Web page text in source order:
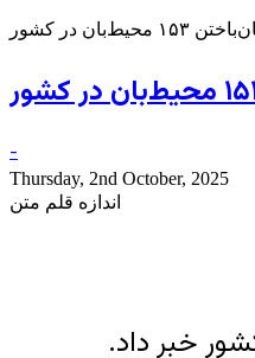
محیط‌بان در کشور
-
Thursday, 2nd October, 2025
اندازه قلم متن